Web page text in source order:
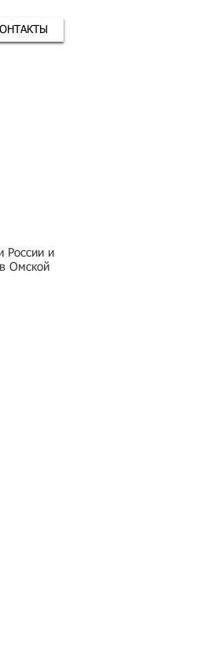
России и
Омской